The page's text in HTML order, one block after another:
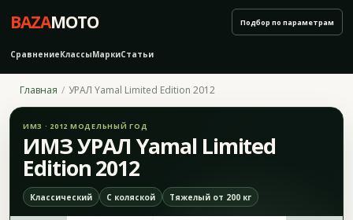
BAZAMOTO
СравнениеКлассыМаркиСтатьи
Подбор по параметрам
Главная УРАЛ Yamal Limited Edition 2012
ИМЗ · 2012 МОДЕЛЬНЫЙ ГОД
ИМЗ УРАЛ Yamal Limited
Edition 2012
Классический С коляской Тяжелый от 200 кг